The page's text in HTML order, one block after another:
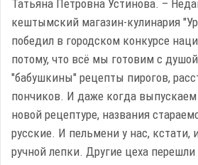
Татьяна Петровна Устинова. –
кештымский магазин-кулинария
победил в городском конкурсе
потому, что всё мы готовим с
"бабушкины" рецепты пирогов,
пончиков. И даже когда
новой рецептуре, названия
русские. И пельмени у нас, кстати,
ручной лепки. Другие цеха